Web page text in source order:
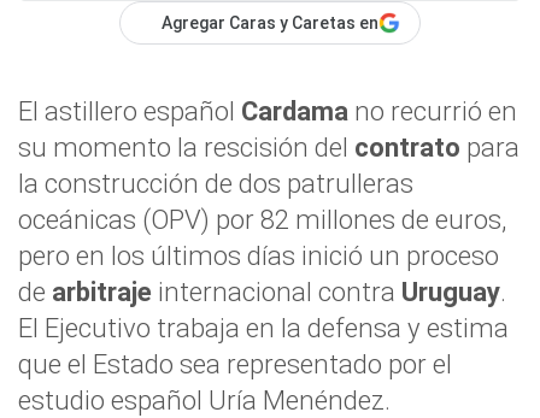
Agregar Caras y Caretas en
El astillero español Cardama no recurrió en
su momento la rescisión del contrato para
la construcción de dos patrulleras
oceánicas (OPV) por 82 millones de euros,
pero en los últimos días inició un proceso
de arbitraje internacional contra Uruguay.
El Ejecutivo trabaja en la defensa y estima
que el Estado sea representado por el
estudio español Uría Menéndez.